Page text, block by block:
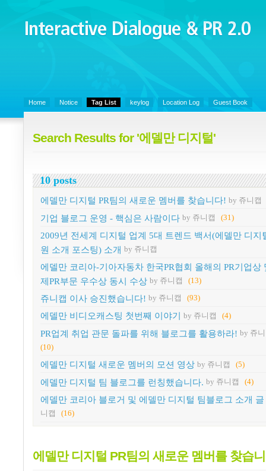
Interactive Dialogue &
PR 2.0
Home Notice Tag List keylog Location Log Guest Book
Search Results for '에델만 디지털'
10 posts
에델만 디지털 PR팀의 새로운 멤버를 찾습니다! by 쥬니캡
기업 블로그 운영 - 핵심은 사람이다 by 쥬니캡 (31)
2009년 전세계 디지털 업계 5대 트렌드 백서(에델만 디지
원 소개 포스팅) 소개 by 쥬니캡
에델만 코리아-기아자동차 한국PR협회 올해의 PR기업상
제PR부문 우수상 동시 수상 by 쥬니캡 (13)
쥬니캡 이사 승진했습니다! by 쥬니캡 (93)
에델만 비디오캐스팅 첫번째 이야기 by 쥬니캡 (4)
PR업계 취업 관문 돌파를 위해 블로그를 활용하라! by 쥬
(10)
에델만 디지털 새로운 멤버의 모션 영상 by 쥬니캡 (5)
에델만 디지털 팀 블로그를 런칭했습니다. by 쥬니캡 (4)
에델만 코리아 블로거 및 에델만 디지털 팀블로그 소개 글
니캡
(16)
에델만 디지털 PR팀의 새로운 멤버를 찾습